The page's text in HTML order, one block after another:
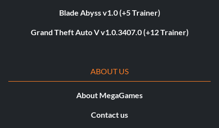
Blade Abyss v1.0 (+5 Trainer)
Grand Theft Auto V v1.0.3407.0 (+12 Trainer)
ABOUT US
About MegaGames
Contact us